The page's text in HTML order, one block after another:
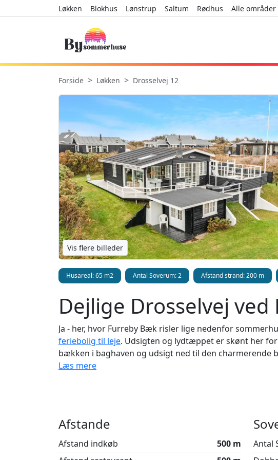
Løkken Blokhus Lønstrup Saltum Rødhus Alle områder
Forside Løkken Drosselvej 12
Vis flere billeder
Husareal: 65 m2 Antal Soverum: 2 Afstand strand: 200 m
Dejlige Drosselvej
Ja - her, hvor Furreby Bæk risler lige nedenfor
feriebolig til leje. Udsigten og lydtæppet er skønt her
bækken i baghaven og udsigt ned til den charmerende
centrum, får du charme og ro såvel inde som ude.
Detaljer om sommerhuset
Sommerhuset er yderst charmerende og skal opleves.
Læs mere
Afstande
Afstand indkøb
500 m
Antal